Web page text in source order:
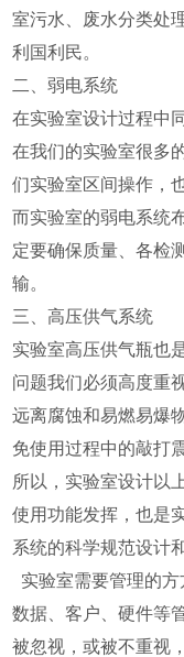
室污水、废水分类处
利国利民。
二、弱电系统
在实验室设计过程中
在我们的实验室很多
们实验室区间操作，
而实验室的弱电系统
定要确保质量、各检
输。
三、高压供气系统
实验室高压供气瓶也
问题我们必须高度重
远离腐蚀和易燃易爆
免使用过程中的敲打
所以，实验室设计以
使用功能发挥，也是
系统的科学规范设计
实验室需要管理的方
数据、客户、硬件等
被忽视，或被不重视